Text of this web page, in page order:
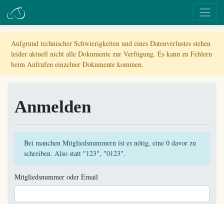
Aufgrund technischer Schwierigkeiten und eines Datenverlustes stehen
leider aktuell nicht alle Dokumente zur Verfügung. Es kann zu Fehlern
beim Aufrufen einzelner Dokumente kommen.
Anmelden
Bei manchen Mitgliedsnummern ist es nötig, eine 0 davor zu
schreiben. Also statt "123", "0123".
Mitgliedsnummer oder Email